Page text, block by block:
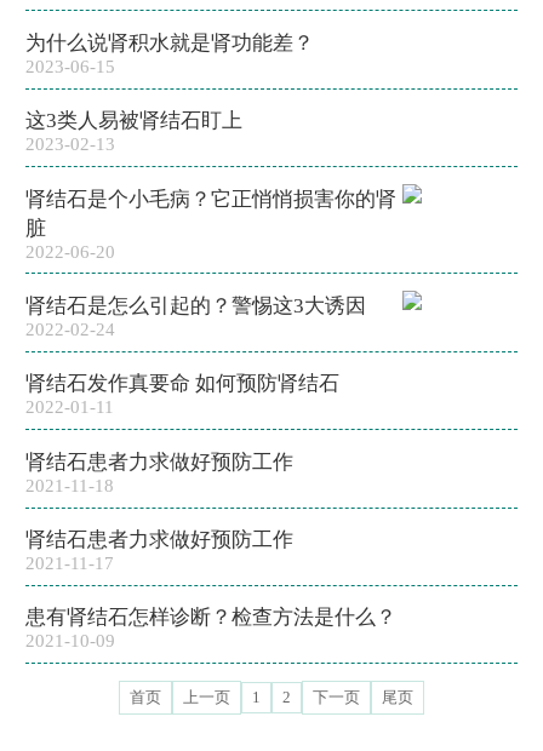
为什么说肾积水就是肾功能差？
2023-06-15
这3类人易被肾结石盯上
2023-02-13
肾结石是个小毛病？它正悄悄损害你的肾
脏
2022-06-20
肾结石是怎么引起的？警惕这3大诱因
2022-02-24
肾结石发作真要命 如何预防肾结石
2022-01-11
肾结石患者力求做好预防工作
2021-11-18
肾结石患者力求做好预防工作
2021-11-17
患有肾结石怎样诊断？检查方法是什么？
2021-10-09
首页 上一页 1 2 下一页 尾页